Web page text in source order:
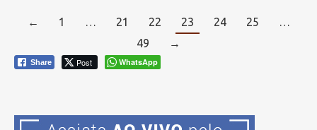
← 1 … 21 22 23 24 25
…
49
→
Share Post WhatsApp